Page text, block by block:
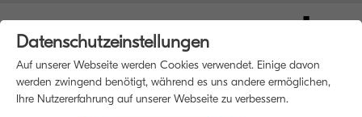
Datenschutzeinstellungen
Auf unserer Webseite werden Cookies verwendet. Einige davon
werden zwingend benötigt, während es uns andere ermöglichen,
Ihre Nutzererfahrung auf unserer Webseite zu verbessern.